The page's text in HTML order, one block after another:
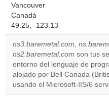
Vancouver
Canadá
49.25, -123.13
ns3.baremetal.com,
ns2.baremetal.com son tus
entorno del lenguaje de
alojado por Bell Canada
usando el Microsoft-IIS/6